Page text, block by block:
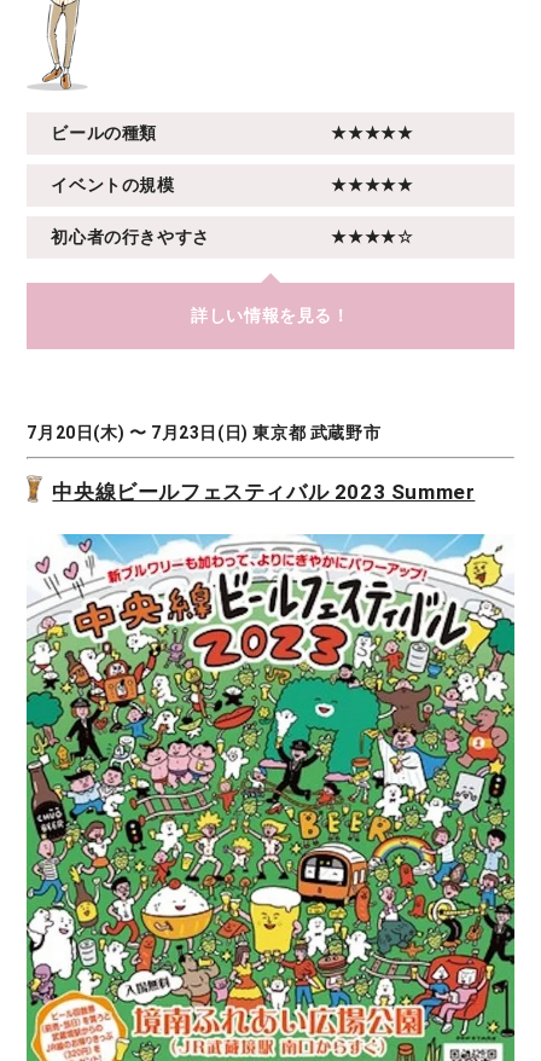
ビールの種類 ★★★★★
イベントの規模 ★★★★★
初心者の行きやすさ ★★★★☆
詳しい情報を見る！
7月20日(木) 〜 7月23日(日) 東京都 武蔵野市
中央線ビールフェスティバル 2023 Summer